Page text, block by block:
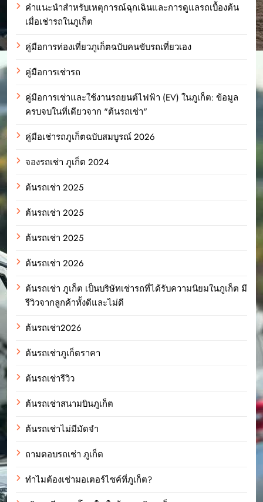
คำแนะนำสำหรับเหตุการณ์ฉุกเฉินและการดูแลรถเบื้องต้น
เมื่อเช่ารถในภูเก็ต
คู่มือการท่องเที่ยวภูเก็ตฉบับคนขับรถเที่ยวเอง
คู่มือการเช่ารถ
คู่มือการเช่าและใช้งานรถยนต์ไฟฟ้า (EV) ในภูเก็ต: ข้อมูล
ครบจบในที่เดียวจาก "ต้นรถเช่า"
คู่มือเช่ารถภูเก็ตฉบับสมบูรณ์ 2026
จองรถเช่า ภูเก็ต 2024
ต้นรถเช่า 2025
ต้นรถเช่า 2025
ต้นรถเช่า 2025
ต้นรถเช่า 2026
ต้นรถเช่า ภูเก็ต เป็นบริษัทเช่ารถที่ได้รับความนิยมในภูเก็ต มี
รีวิวจากลูกค้าทั้งดีและไม่ดี
ต้นรถเช่า2026
ต้นรถเช่าภูเก็ตราคา
ต้นรถเช่ารีวิว
ต้นรถเช่าสนามบินภูเก็ต
ต้นรถเช่าไม่มีมัดจำ
ถามตอบรถเช่า ภูเก็ต
ทำไมต้องเช่ามอเตอร์ไซค์ที่ภูเก็ต?